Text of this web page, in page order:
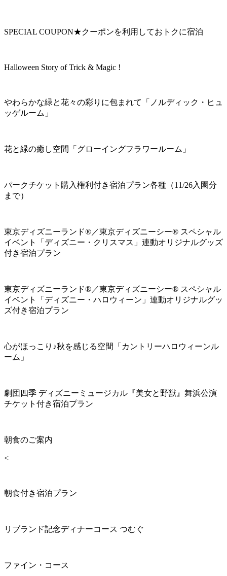
SPECIAL COUPON★クーポンを利用しておトクに宿泊
Halloween Story of Trick & Magic !
やわらかな緑と花々の彩りに包まれて「ノルディック・ヒュ
ッゲルーム」
花と緑の癒し空間「グローイングフラワールーム」
パークチケット購入権利付き宿泊プラン各種（11/26入園分
まで）
東京ディズニーランド®／東京ディズニーシー® スペシャル
イベント「ディズニー・クリスマス」連動オリジナルグッズ
付き宿泊プラン
東京ディズニーランド®／東京ディズニーシー® スペシャル
イベント「ディズニー・ハロウィーン」連動オリジナルグッ
ズ付き宿泊プラン
心がほっこり♪秋を感じる空間「カントリーハロウィーンル
ーム」
劇団四季 ディズニーミュージカル『美女と野獣』舞浜公演
チケット付き宿泊プラン
朝食のご案内
<
朝食付き宿泊プラン
リブランド記念ディナーコース つむぐ
ファイン・コース